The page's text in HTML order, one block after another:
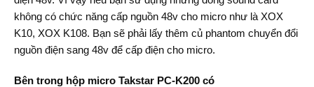
không có chức năng cấp nguồn 48v cho micro như là XOX
K10, XOX K108. Bạn sẽ phải lấy thêm củ phantom chuyển đổi
nguồn điện sang 48v để cấp điện cho micro.
Bên trong hộp micro Takstar PC-K200 có